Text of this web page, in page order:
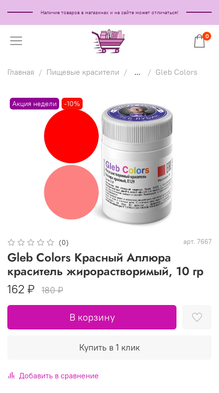
Наличие товаров в магазинах и на сайте может отличаться!
0
Главная Пищевые красители ... Gleb Colors
Акция недели -10%
(0) арт. 7667
Gleb Colors Красный Аллюра
краситель жирорастворимый, 10 гр
162 ₽ 180 ₽
В корзину
Купить в 1 клик
Добавить в сравнение